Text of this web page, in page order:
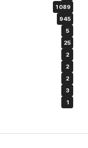
1 089
945
5
25
2
2
2
3
1